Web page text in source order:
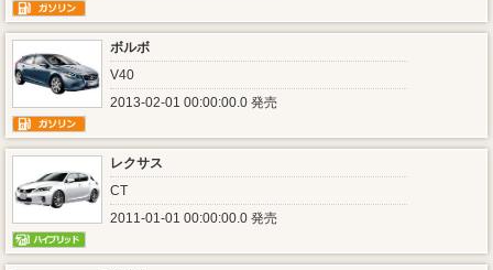
ボルボ
V40
2013-02-01 00:00:00.0 発売
レクサス
CT
2011-01-01 00:00:00.0 発売